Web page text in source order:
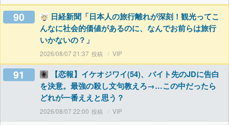
90
日経新聞「日本人の旅行離れが深刻！観光ってこ
んなに社会的価値があるのに、なんでお前らは旅行
いかないの？」
2026/08/07 21:37 VIP
91
【恋報】イケオジワイ(54)、バイト先のJDに告白
を決意。最強の殺し文句教えろ→…この中だったら
どれが一番ええと思う？
2026/08/07 22:00 VIP